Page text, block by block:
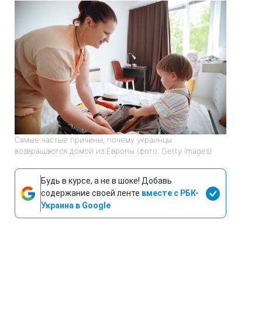
Самые частые причины, почему украинцы
возвращаются домой из Европы (фото: Getty Images)
Будь в курсе, а не в шоке! Добавь
содержание своей ленте вместе с РБК-
Украина в Google